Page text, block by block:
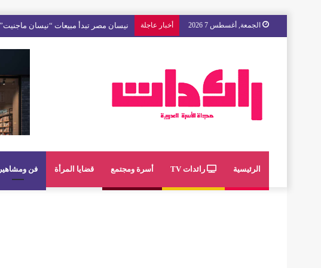
الجمعة, أغسطس 7 2026 أخبار عاجلة مع « The Next Ad » ، إنوي يُسند حملته الإعلانية المقبلة إلى الشباب المغربي
الرئيسية رائدات TV أسرة ومجتمع قضايا المرأة فن ومشاهير